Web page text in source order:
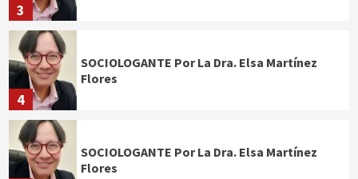
3
4
SOCIOLOGANTE Por La Dra. Elsa Martínez
Flores
SOCIOLOGANTE Por La Dra. Elsa Martínez
Flores